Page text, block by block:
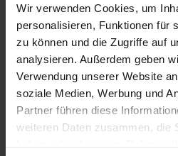
Wir verwenden Cookies, um
personalisieren, Funktionen für
zu können und die Zugriffe auf
analysieren. Außerdem geben
Verwendung unserer Website
soziale Medien, Werbung und
Partner führen diese
weiteren Daten zusammen, die
DZOFILM Octopus
EF-Objektivadapter für